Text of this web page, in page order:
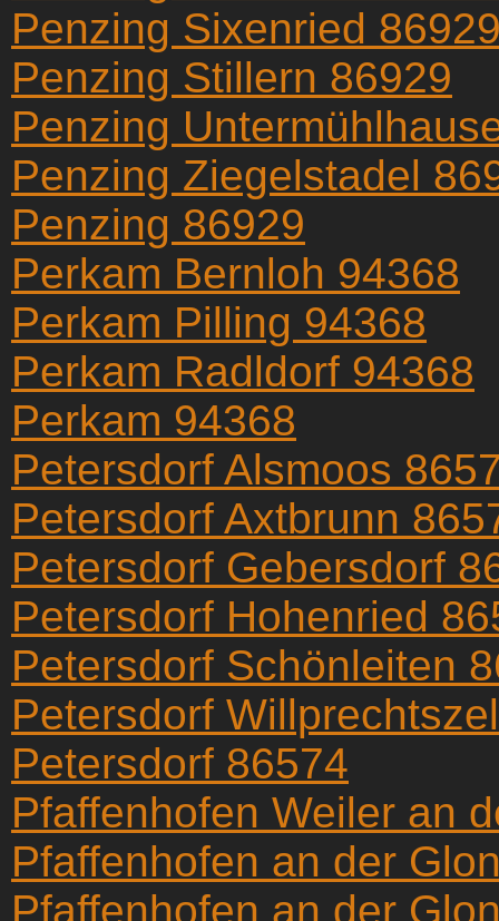
Penzing Sixenried
Penzing Stillern 86929
Penzing
Penzing Ziegelstadel
Penzing 86929
Perkam Bernloh 94368
Perkam Pilling 94368
Perkam Radldorf 94368
Perkam 94368
Petersdorf Alsmoos
Petersdorf Axtbrunn
Petersdorf Gebersdorf
Petersdorf Hohenried
Petersdorf Schönleiten
Petersdorf
Petersdorf 86574
Pfaffenhofen Weiler an
Pfaffenhofen an der
Pfaffenhofen an der